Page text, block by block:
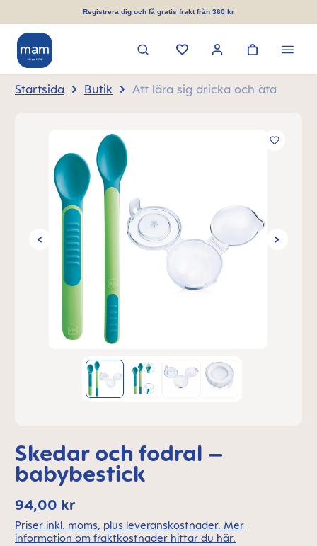
Registrera dig och få gratis frakt från 360 kr
Startsida Butik Att lära sig dricka och äta
Skedar och fodral –
babybestick
94,00 kr
Priser inkl. moms, plus leveranskostnader. Mer
information om fraktkostnader hittar du här.